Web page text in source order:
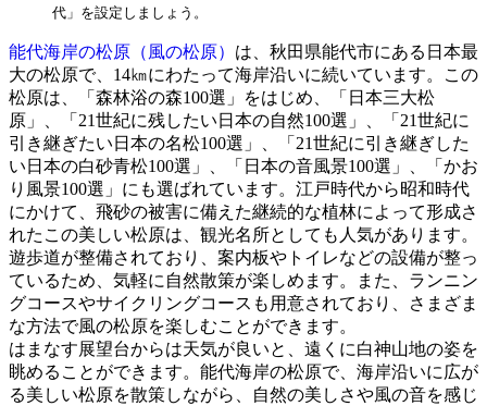
代」を設定しましょう。
能代海岸の松原（風の松原） は、秋田県能代市にある日本最
大の松原で、14㎞にわたって海岸沿いに続いています。この
松原は、「森林浴の森100選」をはじめ、「日本三大松
原」、「21世紀に残したい日本の自然100選」、「21世紀に
引き継ぎたい日本の名松100選」、「21世紀に引き継ぎした
い日本の白砂青松100選」、「日本の音風景100選」、「かお
り風景100選」にも選ばれています。江戸時代から昭和時代
にかけて、飛砂の被害に備えた継続的な植林によって形成さ
れたこの美しい松原は、観光名所としても人気があります。
遊歩道が整備されており、案内板やトイレなどの設備が整っ
ているため、気軽に自然散策が楽しめます。また、ランニン
グコースやサイクリングコースも用意されており、さまざま
な方法で風の松原を楽しむことができます。
はまなす展望台からは天気が良いと、遠くに白神山地の姿を
眺めることができます。能代海岸の松原で、海岸沿いに広が
る美しい松原を散策しながら、自然の美しさや風の音を感じ